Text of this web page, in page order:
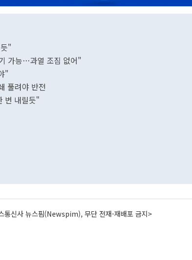
"
가능…과열 조짐 없어"
"
풀려야 반전
번 내릴듯"
통신사 뉴스핌(Newspim), 무단 전재-재배포 금지>